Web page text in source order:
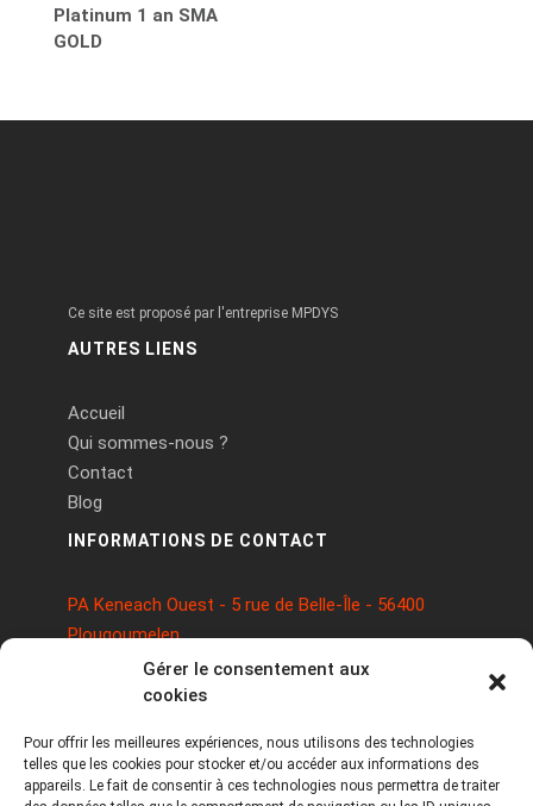
Gérer le consentement aux
cookies
Pour offrir les meilleures expériences, nous utilisons des technologies
telles que les cookies pour stocker et/ou accéder aux informations des
appareils. Le fait de consentir à ces technologies nous permettra de traiter
Platinum 1 an SMA
GOLD
Ce site est proposé par l'entreprise MPDYS
AUTRES LIENS
Accueil
Qui sommes-nous ?
Contact
Blog
INFORMATIONS DE CONTACT
PA Keneach Ouest - 5 rue de Belle-Île - 56400
Plougoumelen
contact@logiciels-etiquettes.com
09 71 37 25 93